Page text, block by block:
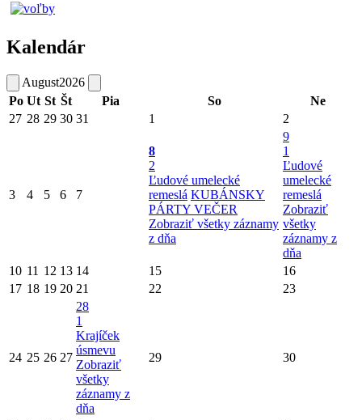
Kalendár
August2026
Po Ut St Št Pia So
Ne
27 28 29 30 31 1 2
3 4 5 6 7
8
2
Ľudové umelecké
remeslá KUBÁNSKY
PÁRTY VEČER
Zobraziť všetky záznamy
z dňa
9
1
Ľudové
umelecké
remeslá
Zobraziť
všetky
záznamy z
dňa
10 11 12 13 14 15
16
17 18 19 20 21 22 23
24 25 26 27
28
1
Krajíček
úsmevu
Zobraziť
všetky
záznamy z
dňa
29 30